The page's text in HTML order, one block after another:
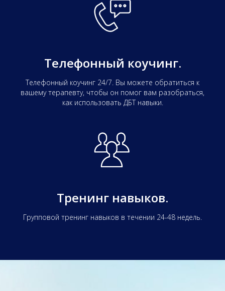
Телефонный коучинг.
Телефонный коучинг 24/7. Вы можете обратиться к
вашему терапевту, чтобы он помог вам разобраться,
как использовать ДБТ навыки.
Тренинг навыков.
Групповой тренинг навыков в течении 24-48 недель.